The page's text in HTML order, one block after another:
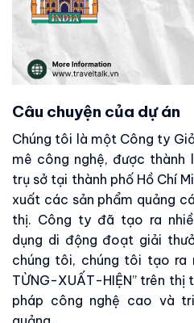
Câu chuyện của dự án
Chúng tôi là một Công ty
mê công nghệ, được thành
trụ sở tại thành phố Hồ Chí
xuất các sản phẩm quảng
thị. Công ty đã tạo ra
dụng di động đoạt giải
chúng tôi, chúng tôi tạo ra
TỪNG-XUẤT-HIỆN” trên
pháp công nghệ cao và